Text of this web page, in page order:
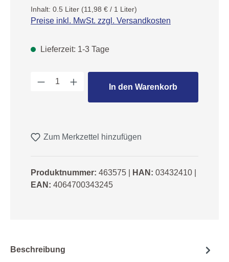
Inhalt: 0.5 Liter (11,98 € / 1 Liter)
Preise inkl. MwSt. zzgl. Versandkosten
Lieferzeit: 1-3 Tage
Produkt Anzahl: Gib den
In den Warenkorb
Zum Merkzettel hinzufügen
Produktnummer: 463575 HAN: 03432410
EAN: 4064700343245
Beschreibung